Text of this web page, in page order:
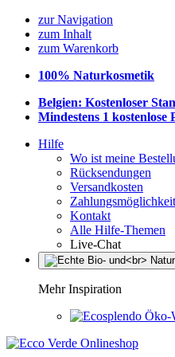
zur Navigation
zum Inhalt
zum Warenkorb
100% Naturkosmetik
Belgien: Kostenloser
Mindestens 1 kostenlose
Hilfe
Wo ist meine
Rücksendungen
Versandkosten
Kontakt
Alle Hilfe-Themen
Live-Chat
Mehr Inspiration
Öko-